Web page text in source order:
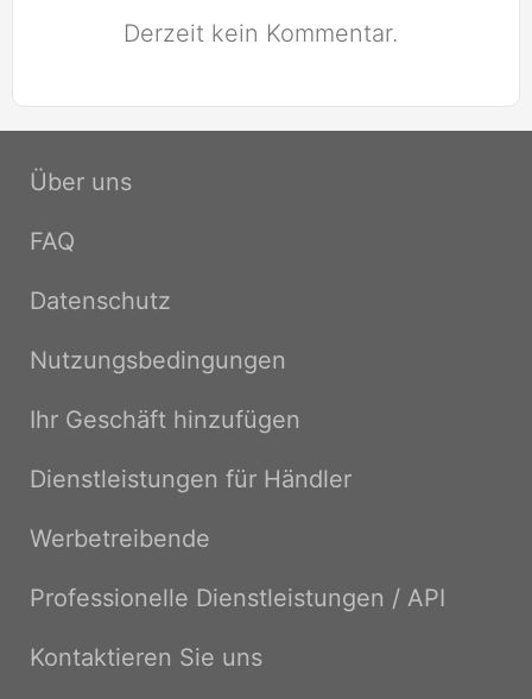
Derzeit kein Kommentar.
Über uns
FAQ
Datenschutz
Nutzungsbedingungen
Ihr Geschäft hinzufügen
Dienstleistungen für Händler
Werbetreibende
Professionelle Dienstleistungen / API
Kontaktieren Sie uns